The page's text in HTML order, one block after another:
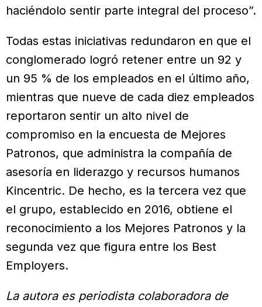
haciéndolo sentir parte integral del proceso”.
Todas estas iniciativas redundaron en que el
conglomerado logró retener entre un 92 y
un 95 % de los empleados en el último año,
mientras que nueve de cada diez empleados
reportaron sentir un alto nivel de
compromiso en la encuesta de Mejores
Patronos, que administra la compañía de
asesoría en liderazgo y recursos humanos
Kincentric. De hecho, es la tercera vez que
el grupo, establecido en 2016, obtiene el
reconocimiento a los Mejores Patronos y la
segunda vez que figura entre los Best
Employers.
La autora es periodista colaboradora de